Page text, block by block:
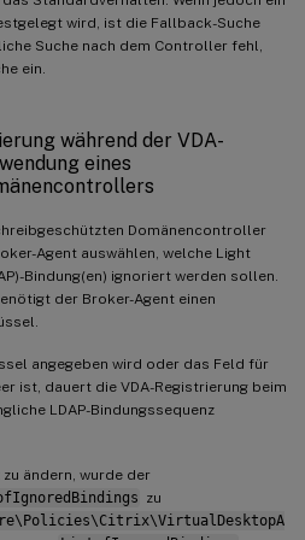
wird, ist die Fallback-Suche
Suche nach dem Controller fehl,
ein.
während der VDA-
eines
Domänencontroller
Agent auswählen, welche Light
Bindung(en) ignoriert werden sollen.
der Broker-Agent einen
angegeben wird oder das Feld für
ist, dauert die VDA-Registrierung beim
LDAP-Bindungssequenz
zu ändern, wurde der
zu